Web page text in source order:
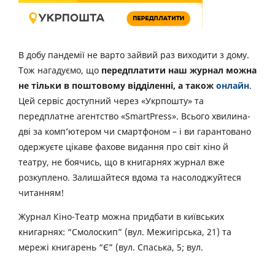
В добу пандемії не варто зайвий раз виходити з дому.
Тож нагадуємо, що передплатити наш журнал можна
не тільки в поштовому відділенні, а також онлайн.
Цей сервіс доступний через «Укрпошту» та
передплатне агентство «SmartPress». Всього хвилина-
дві за комп’ютером чи смартфоном – і ви гарантовано
одержуєте цікаве фахове видання про світ кіно й
театру, не боячись, що в книгарнях журнал вже
розкуплено. Залишайтеся вдома та насолоджуйтеся
читанням!
Журнал Кіно-Театр можна придбати в київських
книгарнях: “Смолоскип” (вул. Межигірська, 21) та
мережі книгарень “Є” (вул. Спаська, 5; вул.